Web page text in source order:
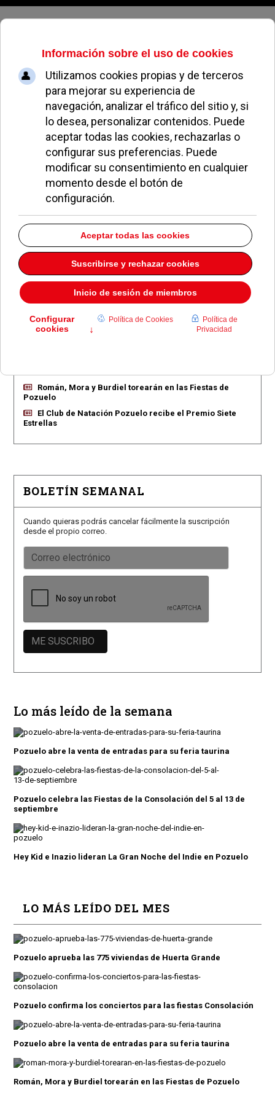
Viernes, 07 de agosto de 2026
ordenanza
municipal
VOX Pozuelo propone que los vecinos aparquen
gratis en las zonas reguladas
13 Enero 2026
EN PORTADA
Pozuelo aprueba las 775 viviendas de Huerta Grande
Pozuelo confirma los conciertos para las fiestas
Román, Mora y Burdiel torearán en las Fiestas de
Pozuelo
El Club de Natación Pozuelo recibe el Premio Siete
Estrellas
BOLETÍN SEMANAL
Cuando quieras podrás cancelar fácilmente la suscripción
desde el propio correo.
Lo más leído de la semana
Pozuelo abre la venta de entradas para su feria taurina
Pozuelo celebra las Fiestas de la Consolación del 5 al 13 de
septiembre
Hey Kid e Inazio lideran La Gran Noche del Indie en Pozuelo
LO MÁS LEÍDO DEL MES
Pozuelo aprueba las 775 viviendas de Huerta Grande
Pozuelo confirma los conciertos para las fiestas Consolación
Pozuelo abre la venta de entradas para su feria taurina
Román, Mora y Burdiel torearán en las Fiestas de Pozuelo